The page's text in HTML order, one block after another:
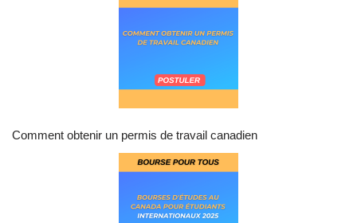
Comment obtenir un permis de travail canadien